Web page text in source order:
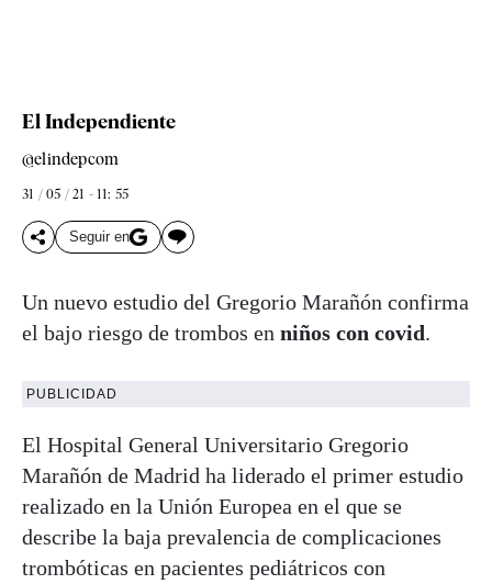
El Independiente
@elindepcom
31 / 05 / 21 - 11: 55
Seguir en
Un nuevo estudio del Gregorio Marañón confirma
el bajo riesgo de trombos en niños con covid.
PUBLICIDAD
El Hospital General Universitario Gregorio
Marañón de Madrid ha liderado el primer estudio
realizado en la Unión Europea en el que se
describe la baja prevalencia de complicaciones
trombóticas en pacientes pediátricos con